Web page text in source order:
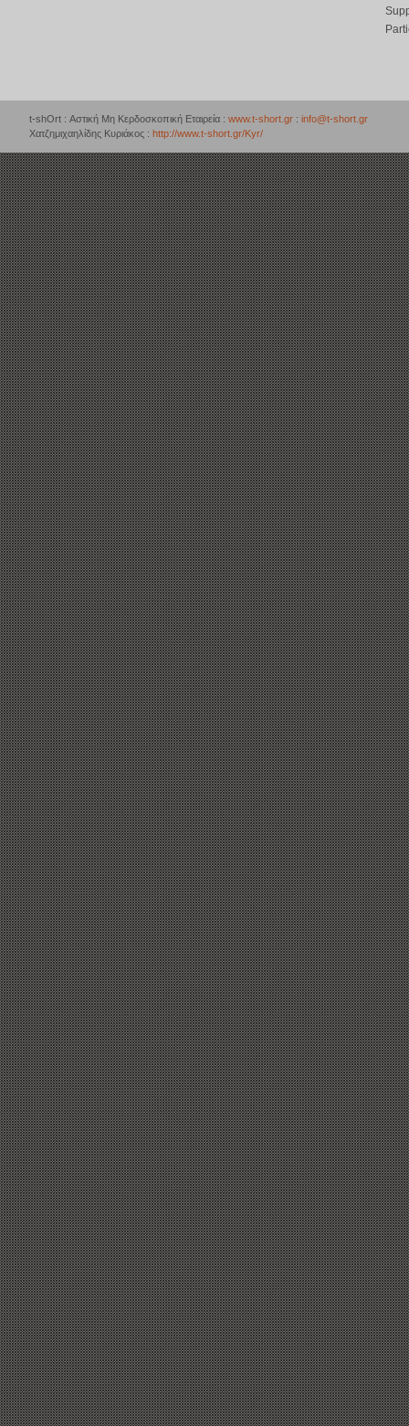
t-shOrt : Αστική Μη Κερδοσκοπική Εταιρεία : www.t-short.gr : info@t-short.gr
Χατζημιχαηλίδης Κυριάκος : http://www.t-short.gr/Kyr/